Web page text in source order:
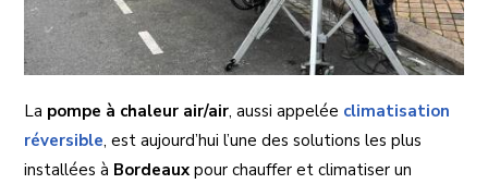
La pompe à chaleur air/air, aussi appelée climatisation
réversible, est aujourd’hui l’une des solutions les plus
installées à Bordeauxpour chauffer et climatiser un